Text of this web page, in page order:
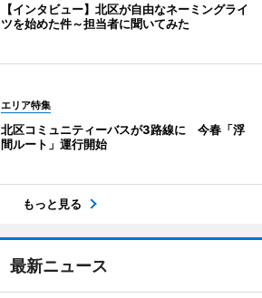
【インタビュー】北区が自由なネーミングライ
ツを始めた件～担当者に聞いてみた
エリア特集
北区コミュニティーバスが3路線に 今春「浮
間ルート」運行開始
もっと見る
最新ニュース